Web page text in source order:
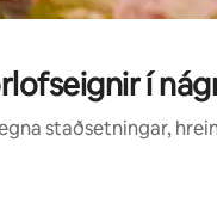
í
staðsetningar,